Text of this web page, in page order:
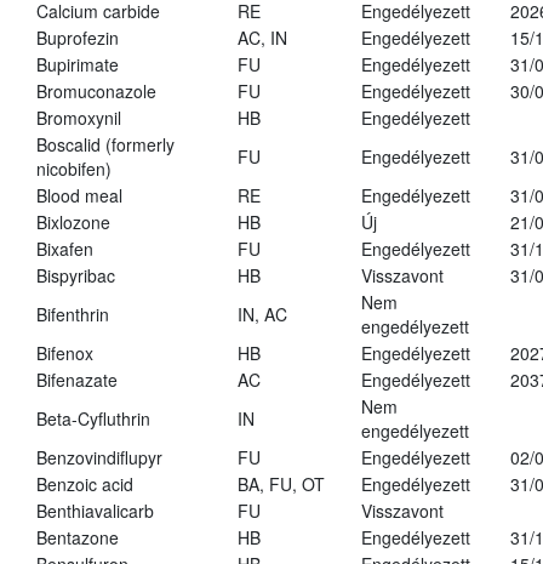
Calcium carbide
RE Engedélyezett
Buprofezin
AC, IN Engedélyezett
15/
Bupirimate
FU Engedélyezett
31/
Bromuconazole
FU Engedélyezett
30/
Bromoxynil
HB
Engedélyezett
Boscalid (formerly
nicobifen)
FU Engedélyezett
31/
Blood meal
RE Engedélyezett
31/
Bixlozone
HB Új
21/
Bixafen
FU Engedélyezett
31/
Bispyribac
HB Visszavont
31/
Bifenthrin
IN, AC
Nem
engedélyezett
Bifenox
HB Engedélyezett
Bifenazate
AC Engedélyezett
Beta-Cyfluthrin
IN
Nem
engedélyezett
Benzovindiflupyr
FU Engedélyezett
02/
Benzoic acid
BA, FU, OT Engedélyezett
31/
Benthiavalicarb
FU
Visszavont
Bentazone
HB Engedélyezett
31/